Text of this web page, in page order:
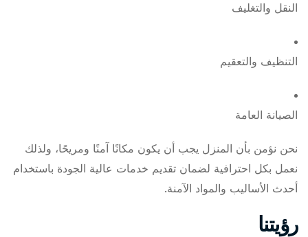
النقل والتغليف
التنظيف والتعقيم
الصيانة العامة
نحن نؤمن بأن المنزل يجب أن يكون مكانًا آمنًا ومريحًا، ولذلك
نعمل بكل احترافية لضمان تقديم خدمات عالية الجودة باستخدام
أحدث الأساليب والمواد الآمنة.
رؤيتنا